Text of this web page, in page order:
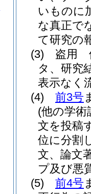
いものに
な真正で
て研究の
(3)
盗用
タ、研究
表示なく
(4)
前3号
(他の学術
文を投稿
位に分割
文、論文
プ及び悪
(5)
前4号